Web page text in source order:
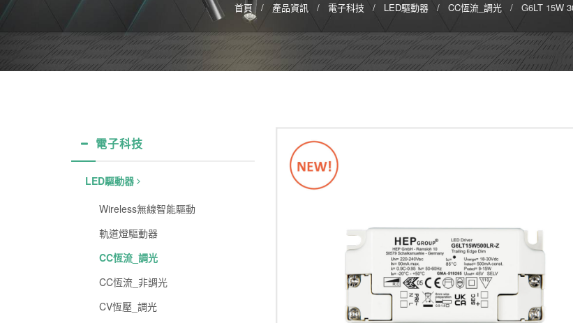
首頁 產品資訊 電子科技 LED驅動器 CC恆流_調光 G6LT 15W
電子科技
LED驅動器
Wireless無線智能驅動
軌道燈驅動器
CC恆流_調光
CC恆流_非調光
CV恆壓_調光